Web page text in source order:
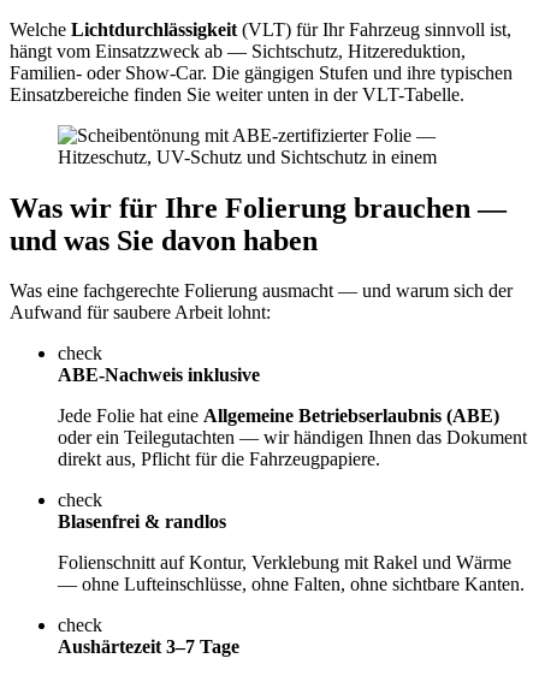
Welche Lichtdurchlässigkeit (VLT) für Ihr Fahrzeug sinnvoll ist,
hängt vom Einsatzzweck ab — Sichtschutz, Hitzereduktion,
Familien- oder Show-Car. Die gängigen Stufen und ihre typischen
Einsatzbereiche finden Sie weiter unten in der VLT-Tabelle.
Was wir für Ihre Folierung brauchen —
und was Sie davon haben
Was eine fachgerechte Folierung ausmacht — und warum sich der
Aufwand für saubere Arbeit lohnt:
check
ABE-Nachweis inklusive
Jede Folie hat eine Allgemeine Betriebserlaubnis (ABE)
oder ein Teilegutachten — wir händigen Ihnen das Dokument
direkt aus, Pflicht für die Fahrzeugpapiere.
check
Blasenfrei & randlos
Folienschnitt auf Kontur, Verklebung mit Rakel und Wärme
— ohne Lufteinschlüsse, ohne Falten, ohne sichtbare Kanten.
check
Aushärtezeit 3–7 Tage